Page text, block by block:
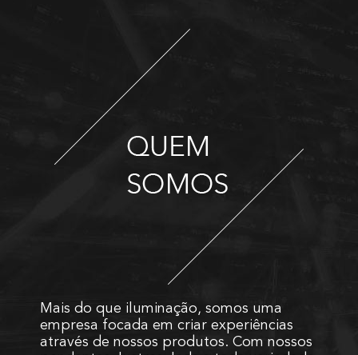
Mais do que iluminação, somos uma
empresa focada em criar experiências
através de nossos produtos. Com nossos